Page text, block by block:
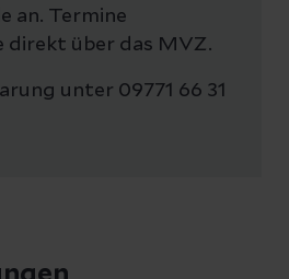
an. Termine
direkt über das MVZ.
unter 09771 66 31